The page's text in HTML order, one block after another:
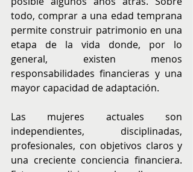
todo, comprar a una edad temprana
permite construir patrimonio en una
etapa de la vida donde, por lo
general, existen menos
responsabilidades financieras y una
mayor capacidad de adaptación.
Las mujeres actuales son
independientes, disciplinadas,
profesionales, con objetivos claros y
una creciente conciencia financiera.